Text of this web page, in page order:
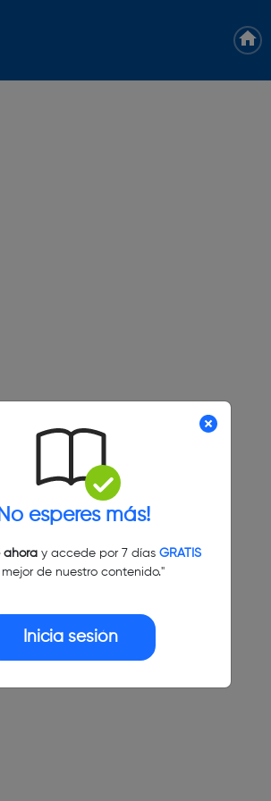
esperes más!
ahoray accede por 7 días GRATIS
de nuestro contenido."
Inicia sesión